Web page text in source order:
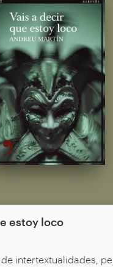
estoy loco
intertextualidades,